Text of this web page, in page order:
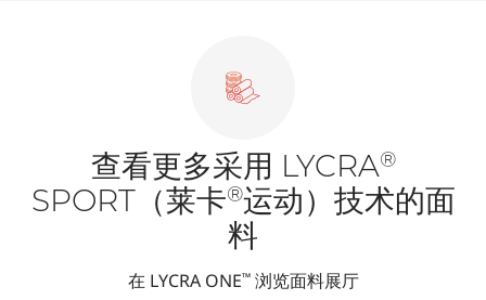
查看更多采用 LYCRA®
SPORT（莱卡®运动）技术的面
料
在 LYCRA ONE™浏览面料展厅